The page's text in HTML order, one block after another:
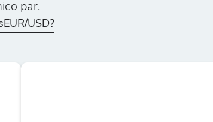
par.
USD?